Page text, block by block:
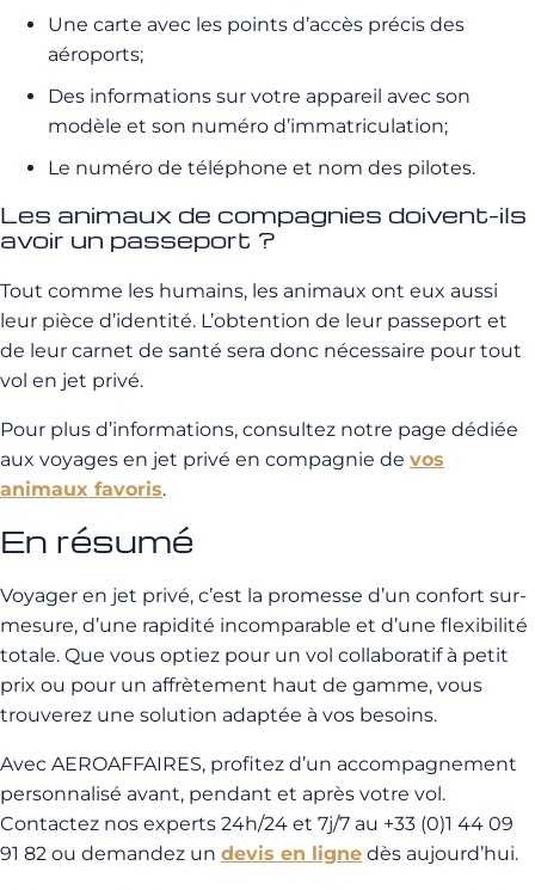
Une carte avec les points d’accès précis des
aéroports;
Des informations sur votre appareil avec son
modèle et son numéro d’immatriculation;
Le numéro de téléphone et nom des pilotes.
Les animaux de compagnies doivent-ils
avoir un passeport ?
Tout comme les humains, les animaux ont eux aussi
leur pièce d’identité. L’obtention de leur passeport et
de leur carnet de santé sera donc nécessaire pour tout
vol en jet privé.
Pour plus d’informations, consultez notre page dédiée
aux voyages en jet privé en compagnie de vos
animaux favoris.
En résumé
Voyager en jet privé, c’est la promesse d’un confort sur-
mesure, d’une rapidité incomparable et d’une flexibilité
totale. Que vous optiez pour un vol collaboratif à petit
prix ou pour un affrètement haut de gamme, vous
trouverez une solution adaptée à vos besoins.
Avec AEROAFFAIRES, profitez d’un accompagnement
personnalisé avant, pendant et après votre vol.
Contactez nos experts 24h/24 et 7j/7 au +33 (0)1 44 09
91 82 ou demandez un devis en ligne dès aujourd’hui.